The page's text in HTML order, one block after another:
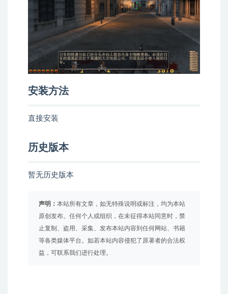
安装方法
直接安装
历史版本
暂无历史版本
声明： 本站所有文章，如无特殊说明或标注，均为本站
原创发布。任何个人或组织，在未征得本站同意时，禁
止复制、盗用、采集、发布本站内容到任何网站、书籍
等各类媒体平台。如若本站内容侵犯了原著者的合法权
益，可联系我们进行处理。